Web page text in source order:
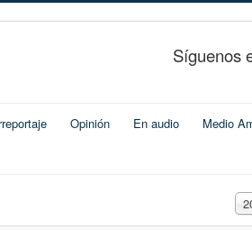
Síguenos
Opinión En audio Medio